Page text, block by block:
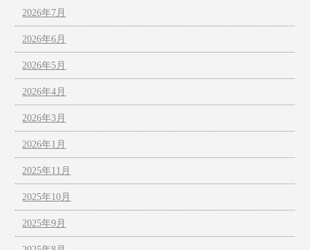
2026年7月
2026年6月
2026年5月
2026年4月
2026年3月
2026年1月
2025年11月
2025年10月
2025年9月